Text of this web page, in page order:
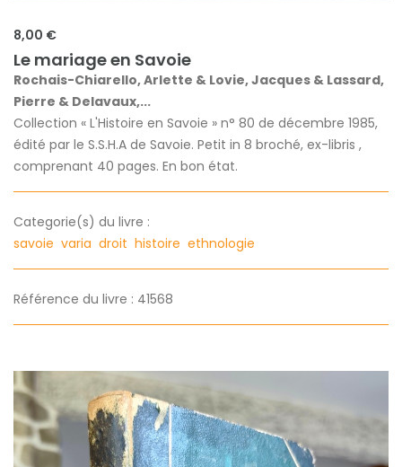
8,00 €
Le mariage en Savoie
Rochais-Chiarello, Arlette & Lovie, Jacques & Lassard,
Pierre & Delavaux,...
Collection « L'Histoire en Savoie » n° 80 de décembre 1985,
édité par le S.S.H.A de Savoie. Petit in 8 broché, ex-libris ,
comprenant 40 pages. En bon état.
Categorie(s) du livre :
savoie varia droit histoire ethnologie
Référence du livre : 41568